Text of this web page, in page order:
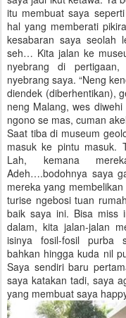
itu membuat saya
hal yang memberati
kesabaran saya seolah
seh… Kita jalan ke
nyebrang di
nyebrang saya. “Neng
diendek (diberhentikan),
neng Malang, wes
ngono se mas, cuman
Saat tiba di museum
masuk ke pintu masuk.
Lah, kemana
Adeh….bodohnya saya
mereka yang
turise ngebosi tuan
baik saya ini. Bisa miss
dalam, kita jalan-jalan
isinya fosil-fosil purba
bahkan hingga kuda nil
Saya sendiri baru
saya katakan tadi, saya
yang membuat saya